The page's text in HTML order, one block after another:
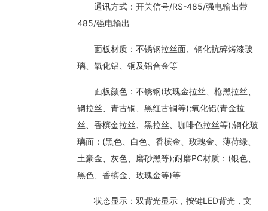
通讯方式：开关信号/RS-485/强电输出带
485/强电输出
面板材质：不锈钢拉丝面、钢化抗碎烤漆玻
璃、氧化铝、铜及铝合金等
面板颜色：不锈钢(玫瑰金拉丝、枪黑拉丝、
钢拉丝、青古铜、黑红古铜等);氧化铝(青金拉
丝、香槟金拉丝、黑拉丝、咖啡色拉丝等);钢化玻
璃面：(黑色、白色、香槟金、玫瑰金、薄荷绿、
土豪金、灰色、磨砂黑等);耐磨PC材质：(银色、
黑色、香槟金、玫瑰金等)等
状态显示：双背光显示，按键LED背光，文